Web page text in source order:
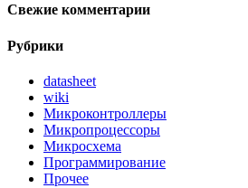
Свежие комментарии
Рубрики
datasheet
wiki
Микроконтроллеры
Микропроцессоры
Микросхема
Программирование
Прочее